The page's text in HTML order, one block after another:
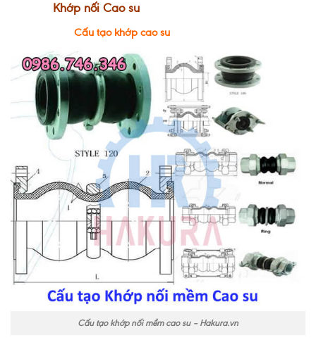
Khớp nối Cao su
Cấu tạo khớp cao su
Cấu tạo khớp nối mềm cao su – Hakura.vn